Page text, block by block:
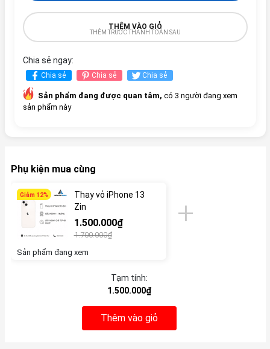
THÊM VÀO GIỎ
THÊM TRƯỚC THANH TOÁN SAU
Chia sẻ ngay:
Chia sẻ Chia sẻ Chia sẻ
Sản phẩm đang được quan tâm, có 3 người đang xem
sản phẩm này
Phụ kiện mua cùng
Giảm 12%
Thay vỏ iPhone 13
Zin
1.500.000₫
1.700.000₫
Sản phẩm đang xem
Tạm tính:
1.500.000₫
Thêm vào giỏ